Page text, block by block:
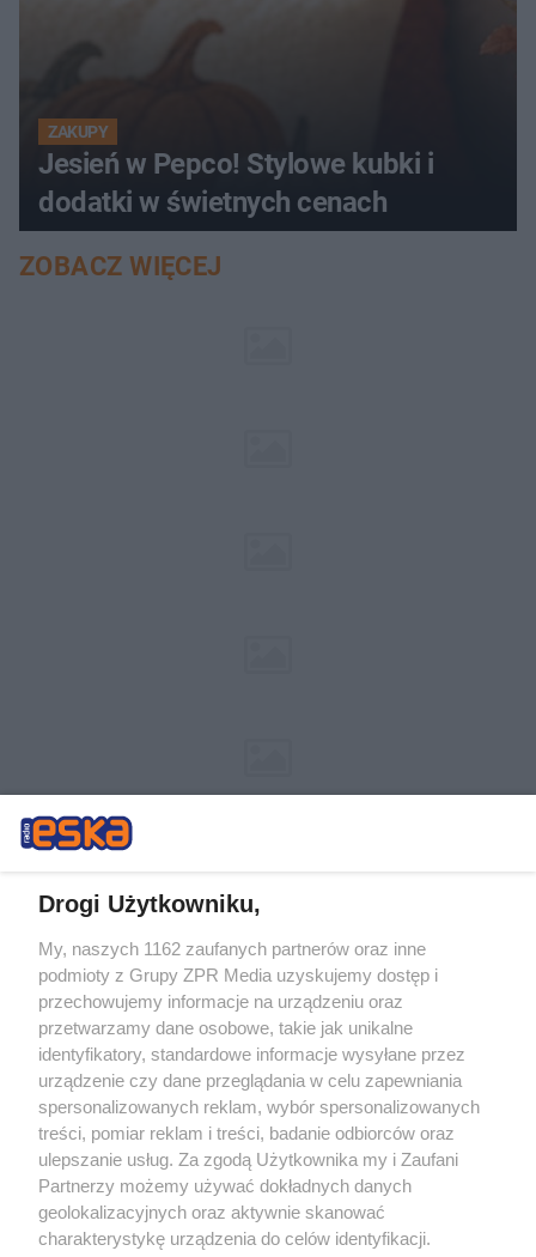
ZAKUPY
Jesień w Pepco! Stylowe kubki i
dodatki w świetnych cenach
ZOBACZ WIĘCEJ
Żaden utwór zamieszczony w serwisie nie może być powielany i
rozpowszechniany lub dalej rozpowszechniany w jakikolwiek sposób (w
tym także elektroniczny lub mechaniczny) na jakimkolwiek polu
eksploatacji w jakiejkolwiek formie, włącznie z umieszczaniem w
Internecie bez pisemnej zgody właściciela praw. Jakiekolwiek użycie lub
wykorzystanie utworów w całości lub w części z naruszeniem prawa,
tzn. bez właściwej zgody, jest zabronione pod groźbą kary i może być
ścigane prawnie.
Drogi Użytkowniku,
My, naszych 1162 zaufanych partnerów oraz inne
podmioty z Grupy ZPR Media uzyskujemy dostęp i
przechowujemy informacje na urządzeniu oraz
przetwarzamy dane osobowe, takie jak unikalne
identyfikatory, standardowe informacje wysyłane przez
urządzenie czy dane przeglądania w celu zapewniania
spersonalizowanych reklam, wybór spersonalizowanych
treści, pomiar reklam i treści, badanie odbiorców oraz
ulepszanie usług. Za zgodą Użytkownika my i Zaufani
Partnerzy możemy używać dokładnych danych
geolokalizacyjnych oraz aktywnie skanować
charakterystykę urządzenia do celów identyfikacji.